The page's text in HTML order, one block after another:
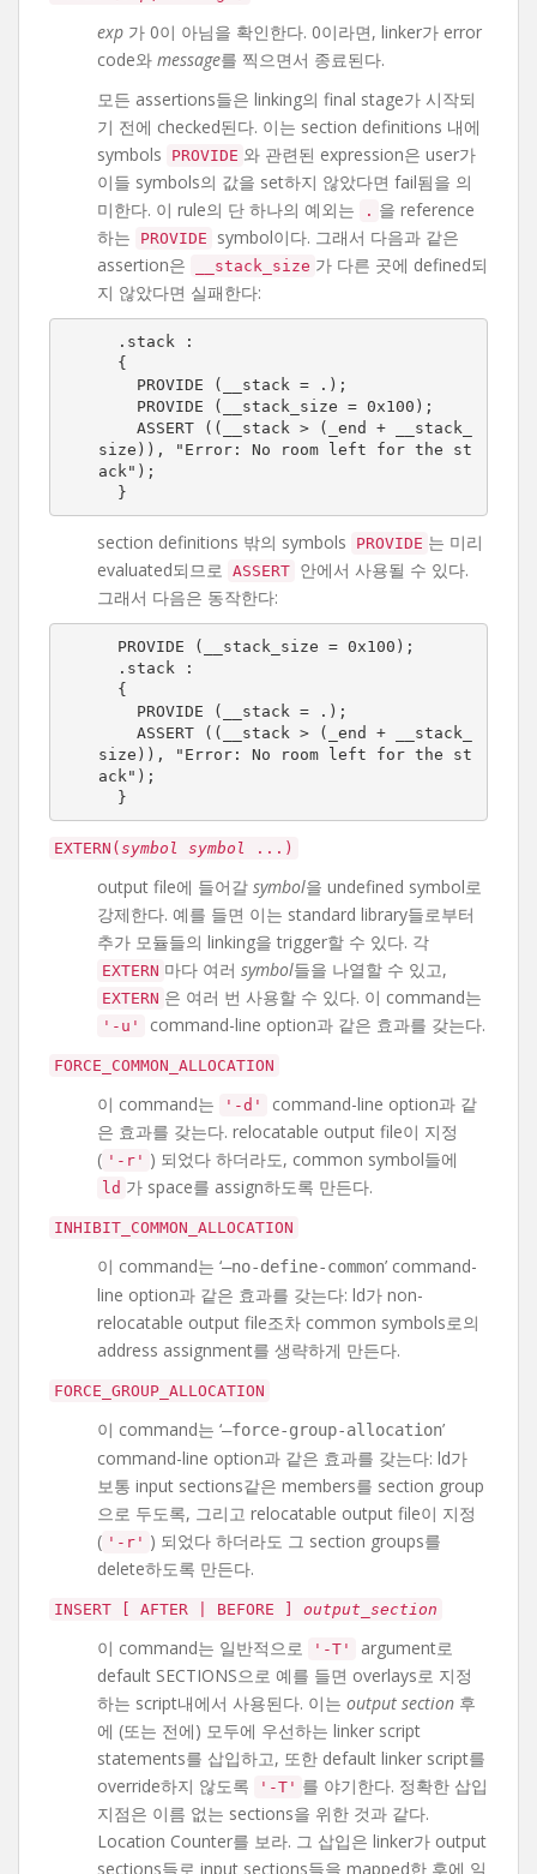
exp 가 0이 아님을 확인한다. 0이라면, linker가 error
code와 message를 찍으면서 종료된다.
모든 assertions들은 linking의 final stage가 시작되
기 전에 checked된다. 이는 section definitions 내에
symbols
PROVIDE 와 관련된 expression은 user가
이들 symbols의 값을 set하지 않았다면 fail됨을 의
미한다. 이 rule의 단 하나의 예외는
. 을 reference
하는
PROVIDE
symbol이다. 그래서 다음과 같은
assertion은
__stack_size 가 다른 곳에 defined되
지 않았다면 실패한다:
size)), "Error: No room left for the st
ack");
  }
section definitions 밖의 symbols PROVIDE 는 미리
evaluated되므로 ASSERT 안에서 사용될 수 있다.
그래서 다음은 동작한다:
size)), "Error: No room left for the st
ack");
  }
EXTERN( symbol symbol ...)
output file에 들어갈 symbol을 undefined symbol로
강제한다. 예를 들면 이는 standard library들로부터
추가 모듈들의 linking을 trigger할 수 있다. 각
EXTERN 마다 여러 symbol들을 나열할 수 있고,
EXTERN 은 여러 번 사용할 수 있다. 이 command는
'-u' command-line option과 같은 효과를 갖는다.
FORCE_COMMON_ALLOCATION
이 command는 '-d'
command-line option과 같
은 효과를 갖는다. relocatable output file이 지정
( '-r' ) 되었다 하더라도, common symbol들에
ld 가 space를 assign하도록 만든다.
INHIBIT_COMMON_ALLOCATION
이 command는 ‘–no-define-common’ command-
line option과 같은 효과를 갖는다: ld가 non-
relocatable output file조차 common symbols로의
address assignment를 생략하게 만든다.
FORCE_GROUP_ALLOCATION
이 command는 ‘–force-group-allocation’
command-line option과 같은 효과를 갖는다: ld가
보통 input sections같은 members를 section group
으로 두도록, 그리고 relocatable output file이 지정
( '-r' ) 되었다 하더라도 그 section groups를
delete하도록 만든다.
INSERT [ AFTER | BEFORE ] output_section
이 command는 일반적으로 '-T'
argument로
default SECTIONS으로 예를 들면 overlays로 지정
하는 script내에서 사용된다. 이는 output section 후
에 (또는 전에) 모두에 우선하는 linker script
statements를 삽입하고, 또한 default linker script를
override하지 않도록
'-T' 를 야기한다. 정확한 삽입
지점은 이름 없는 sections을 위한 것과 같다.
Location Counter를 보라. 그 삽입은 linker가 output
sections들로 input sections들을 mapped한 후에 일